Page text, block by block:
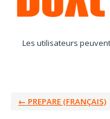
Les utilisateurs peuvent
← PREPARE (FRANÇAIS)